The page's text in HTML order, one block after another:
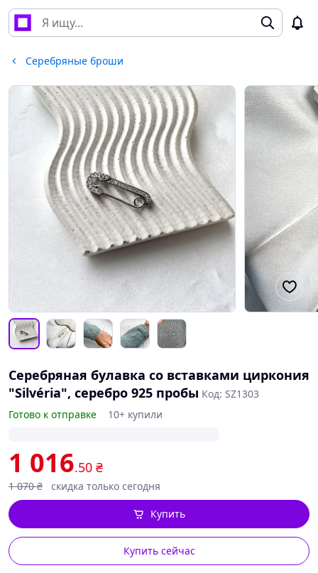
Серебряные броши
Серебряная булавка со вставками циркония
"Silvéria", серебро 925 пробы Код: SZ1303
Готово к отправке
10+ купили
1 016.50 ₴
1 070 ₴ скидка только сегодня
Купить сейчас
Купить